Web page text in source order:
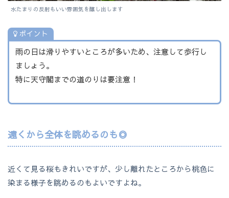
水たまりの反射もいい雰囲気を醸し出します
ポイント
雨の日は滑りやすいところが多いため、注意して歩行し
ましょう。
特に天守閣までの道のりは要注意！
遠くから全体を眺めるのも◎
近くて見る桜もきれいですが、少し離れたところから桃色に
染まる様子を眺めるのもよいですよね。